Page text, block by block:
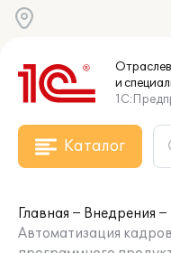
и
Каталог
Главная
Внедрения
Автоматизация